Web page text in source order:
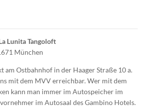
Lunita Tangoloft
München
am Ostbahnhof in der Haager Straße 10 a.
mit dem MVV erreichbar. Wer mit dem
kann man immer im Autospeicher im
im Autosaal des Gambino Hotels.